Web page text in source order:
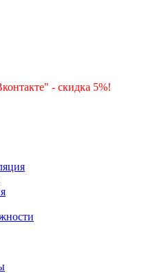
- скидка 5%!